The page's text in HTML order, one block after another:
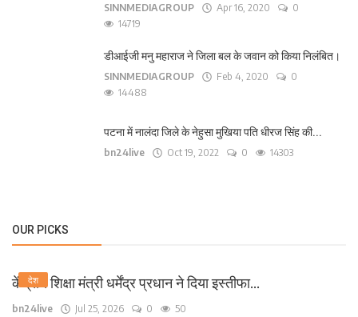
SINNMEDIAGROUP Apr 16, 2020
0
14719
डीआईजी मनु महाराज ने जिला बल के जवान को किया निलंबित।
SINNMEDIAGROUP Feb 4, 2020
0
14488
पटना में नालंदा जिले के नेहुसा मुखिया पति धीरज सिंह की...
bn24live Oct 19, 2022 0 14303
OUR PICKS
देश
केंद्रीय शिक्षा मंत्री धर्मेंद्र प्रधान ने दिया इस्तीफा...
bn24live Jul 25, 2026 0 50